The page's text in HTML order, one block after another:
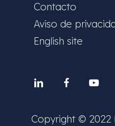
Linkedinfacebook
Copyright © 2022
Contacto
Aviso de
English site